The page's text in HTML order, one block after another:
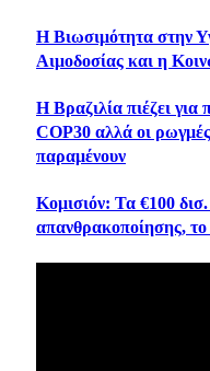
Η Βιωσιμότητα στην
Αιμοδοσίας και η
Η Βραζιλία πιέζει
COP30 αλλά οι
παραμένουν
Κομισιόν: Τα €100
απανθρακοποίησης, το